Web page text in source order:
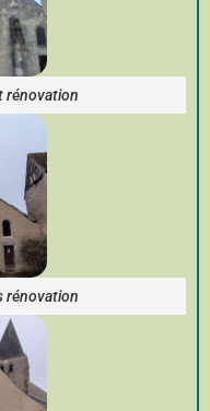
rénovation
rénovation